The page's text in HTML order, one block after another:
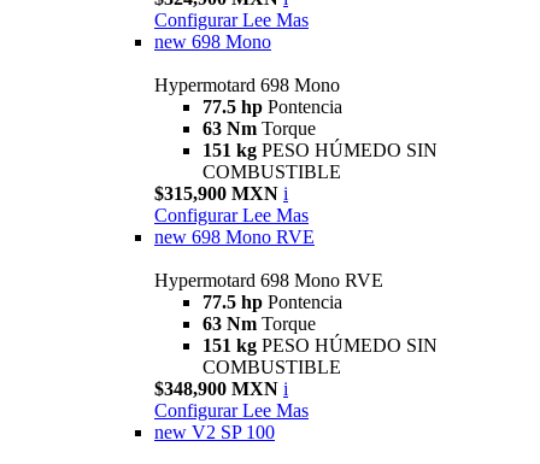
Configurar Lee Mas
new 698 Mono
Hypermotard 698 Mono
77.5 hp Pontencia
63 Nm Torque
151 kg PESO HÚMEDO SIN
COMBUSTIBLE
$315,900 MXN i
Configurar Lee Mas
new 698 Mono RVE
Hypermotard 698 Mono RVE
77.5 hp Pontencia
63 Nm Torque
151 kg PESO HÚMEDO SIN
COMBUSTIBLE
$348,900 MXN i
Configurar Lee Mas
new V2 SP 100